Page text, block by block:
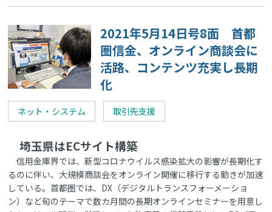
2021年5月14日号8面 首都
圏信金、オンライン商談会に
活路、コンテンツ充実し長期
化
ネット・システム 取引先支援
埼玉県はECサイト構築
信用金庫界では、新型コロナウイルス感染拡大の影響が長期化す
るのに伴い、大規模商談会をオンライン開催に移行する動きが加速
している。首都圏では、DX（デジタルトランスフォーメーショ
ン）など旬のテーマで数カ月間の長期オンラインセミナーを用意し